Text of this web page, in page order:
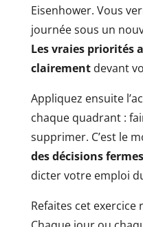
Eisenhower. Vous
journée sous un
Les vraies priorités
clairementdevant
Appliquez ensuite
chaque quadrant :
supprimer. C’est le
des décisions fermes
dicter votre emploi
Refaites cet exercice